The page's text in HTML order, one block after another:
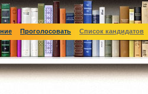
Проголосовать Список кандидатов